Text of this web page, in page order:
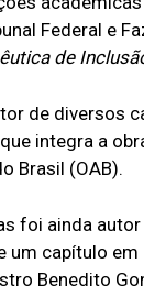
Federal e
de
de diversos
integra a
Brasil (OAB).
foi ainda
um capítulo
Benedito